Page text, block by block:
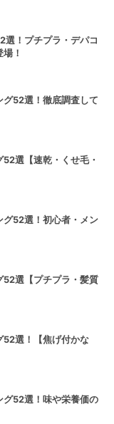
選！プチプラ・デパコ
！
グ52選！徹底調査して
選【速乾・くせ毛・
グ52選！初心者・メン
52選【プチプラ・髪質
52選！【焦げ付かな
グ52選！味や栄養価の